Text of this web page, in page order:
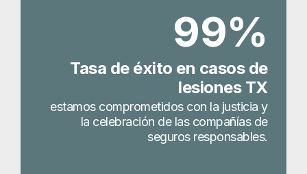
99%
Tasa de éxito en casos de
lesiones TX
estamos comprometidos con la justicia y
la celebración de las compañías de
seguros responsables.